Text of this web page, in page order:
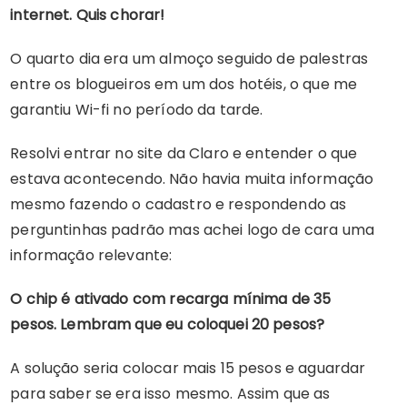
internet. Quis chorar!
O quarto dia era um almoço seguido de palestras
entre os blogueiros em um dos hotéis, o que me
garantiu Wi-fi no período da tarde.
Resolvi entrar no site da Claro e entender o que
estava acontecendo. Não havia muita informação
mesmo fazendo o cadastro e respondendo as
perguntinhas padrão mas achei logo de cara uma
informação relevante:
O chip é ativado com recarga mínima de 35
pesos. Lembram que eu coloquei 20 pesos?
A solução seria colocar mais 15 pesos e aguardar
para saber se era isso mesmo. Assim que as